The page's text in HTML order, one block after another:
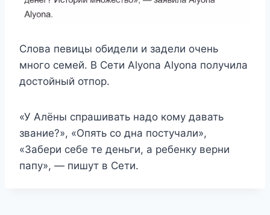
Слова певицы обидели и задели очень
много семей. В Сети Alyona Alyona получила
достойный отпор.
«У Алёны спрашивать надо кому давать
звание?», «Опять со дна постучали»,
«Забери себе те деньги, а ребенку верни
папу», — пишут в Сети.